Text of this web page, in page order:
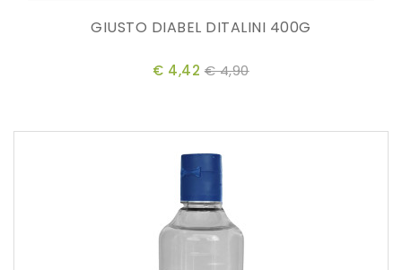
GIUSTO DIABEL DITALINI 400G
€ 4,42 € 4,90